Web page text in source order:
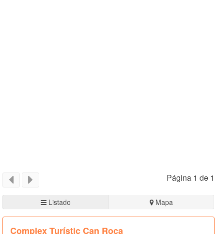
Página 1 de 1
Listado Mapa
Complex Turístic Can Roca